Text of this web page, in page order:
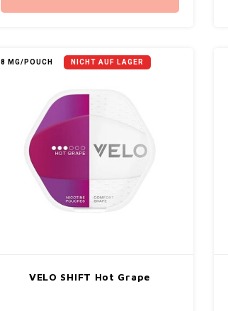
8 MG/POUCH NICHT AUF LAGER
VELO SHIFT Hot Grape